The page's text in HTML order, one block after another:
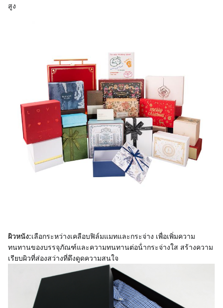
สูง
ผิวหนัง:เลือกระหว่างเคลือบฟิล์มแมทและกระจ่าง เพื่อเพิ่มความ
ทนทานของบรรจุภัณฑ์และความทนทานต่อน้ํากระจ่างใส สร้างความ
เรียบผิวที่ส่องสว่างที่ดึงดูดความสนใจ